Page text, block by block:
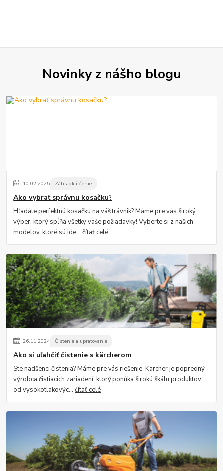
Novinky z nášho blogu
10.02.2025 Záhradkárčenie
Ako vybrať správnu kosačku?
Hľadáte perfektnú kosačku na váš trávnik? Máme pre vás široký
výber, ktorý spĺňa všetky vaše požiadavky! Vyberte si z našich
modelov, ktoré sú ide...čítať celé
26.11.2024 Čistenie a upratovanie
Ako si uľahčiť čistenie s kärcherom
Ste nadšenci čistenia? Máme pre vás riešenie. Kärcher je popredný
výrobca čistiacich zariadení, ktorý ponúka širokú škálu produktov
od vysokotlakovýc...čítať celé